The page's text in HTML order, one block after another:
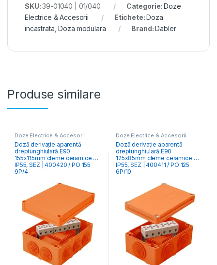
SKU:39-01040 | 01/040 Categorie:Doze
Electrice & Accesorii
Etichete:Doza
incastrata ,Doza modulara Brand:Dabler
Produse similare
Doze Electrice & Accesorii
Doză derivație aparentă
dreptunghiulară E90
155x115mm cleme ceramice 9P
IP55, SEZ | 400420 / PO 155
9P/4
Doze Electrice & Accesorii
Doză derivație aparentă
dreptunghiulară E90
125x85mm cleme ceramice 6P
IP55, SEZ | 400411 / PO 125
6P/10